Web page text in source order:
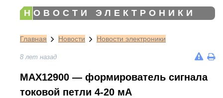
НОВОСТИ ЭЛЕКТРОНИКИ
Главная Новости Новости электроники
8 лет назад
MAX12900 — формирователь сигнала
токовой петли 4-20 мА